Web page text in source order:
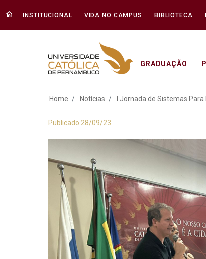
INSTITUCIONAL VIDA NO CAMPUS BIBLIOTECA
GRADUAÇÃO
I Jornada de
Home Notícias I Jornada de Sistemas
Publicado 28/09/23